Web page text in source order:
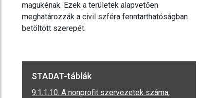
magukénak. Ezek a területek alapvetően
meghatározzák a civil szféra fenntarthatóságban
betöltött szerepét.
STADAT-táblák
9.1.1.10. A nonprofit szervezetek száma,